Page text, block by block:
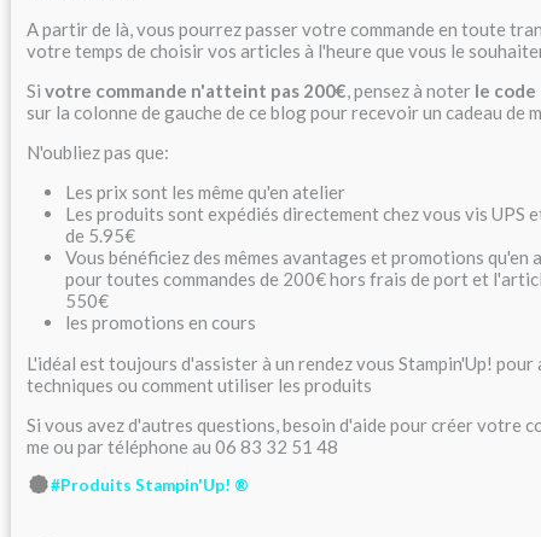
A partir de là, vous pourrez passer votre commande en toute
votre temps de choisir vos articles à l'heure que vous le
Si votre commande n'atteint pas 200€, pensez à noter le
sur la colonne de gauche de ce blog pour recevoir un cadeau de
N'oubliez pas que:
Les prix sont les même qu'en atelier
Les produits sont expédiés directement chez vous vis UPS
de 5.95€
Vous bénéficiez des mêmes avantages et promotions qu'en
pour toutes commandes de 200€ hors frais de port et
550€
les promotions en cours
L'idéal est toujours d'assister à un rendez vous Stampin'Up!
techniques ou comment utiliser les produits
Si vous avez d'autres questions, besoin d'aide pour créer votre
me ou par téléphone au 06 83 32 51 48
#Produits Stampin'Up! ®